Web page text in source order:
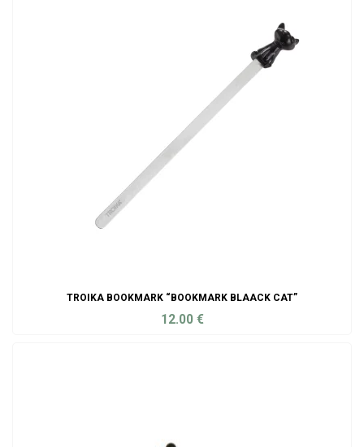
TROIKA BOOKMARK “BOOKMARK BLAACK CAT”
12.00 €